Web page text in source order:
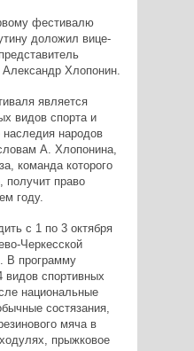
фестивалю
доложил вице-
Хлопонин.
является
видов спорта и
наследия народов
А. Хлопонина,
команда которого
получит право
году.
с 1 по 3 октября
Черкесской
В программу
спортивных
национальные
состязания,
мяча в
прыжковое